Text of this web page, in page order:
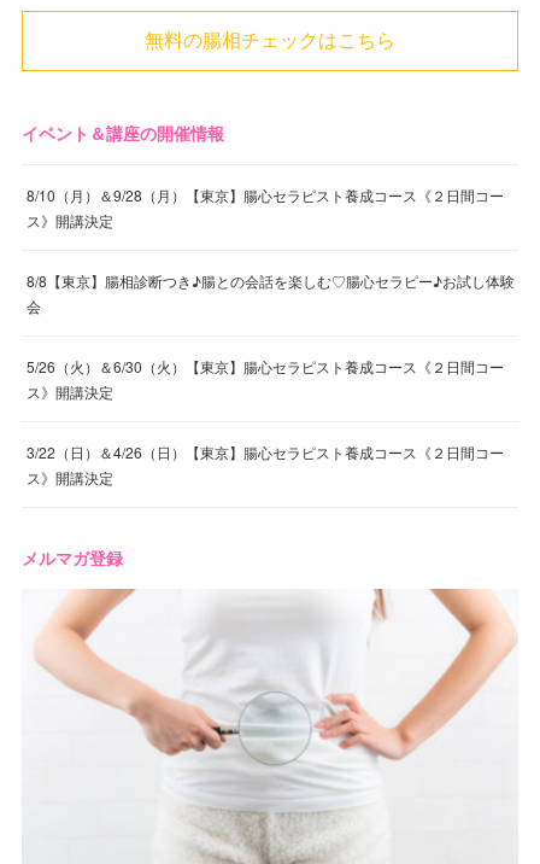
無料の腸相チェックはこちら
イベント＆講座の開催情報
8/10（月）＆9/28（月）【東京】腸心セラピスト養成コース《２日間コー
ス》開講決定
8/8【東京】腸相診断つき♪腸との会話を楽しむ♡腸心セラピー♪お試し体験
会
5/26（火）＆6/30（火）【東京】腸心セラピスト養成コース《２日間コー
ス》開講決定
3/22（日）＆4/26（日）【東京】腸心セラピスト養成コース《２日間コー
ス》開講決定
メルマガ登録